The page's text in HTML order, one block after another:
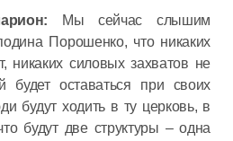
Мы сейчас слышим
Порошенко, что никаких
никаких силовых захватов не
будет оставаться при своих
будут ходить в ту церковь, в
будут две структуры – одна